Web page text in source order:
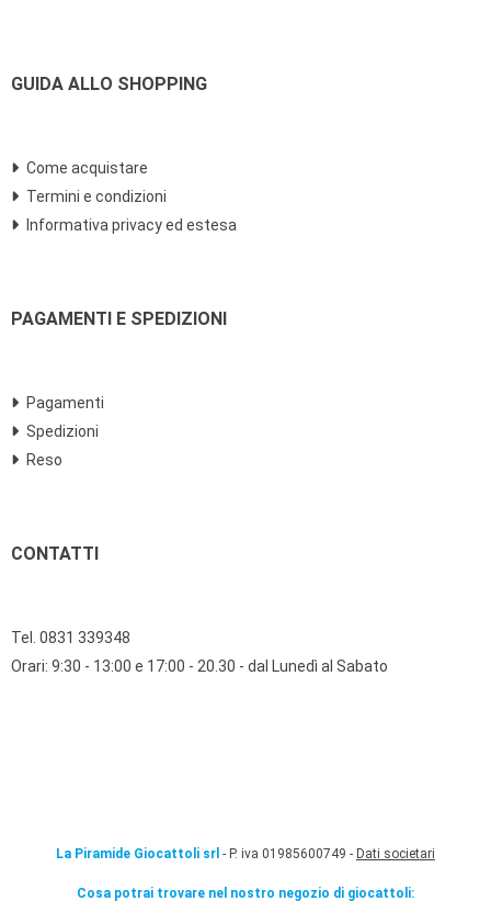
GUIDA ALLO SHOPPING
Come acquistare
Termini e condizioni
Informativa privacy ed estesa
PAGAMENTI E SPEDIZIONI
Pagamenti
Spedizioni
Reso
CONTATTI
Tel. 0831 339348
Orari: 9:30 - 13:00 e 17:00 - 20.30 - dal Lunedì al Sabato
La Piramide Giocattoli srl - P. iva 01985600749 - Dati societari
Cosa potrai trovare nel nostro negozio di giocattoli: